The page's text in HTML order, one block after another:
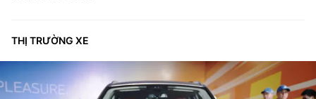
THỊ TRƯỜNG XE